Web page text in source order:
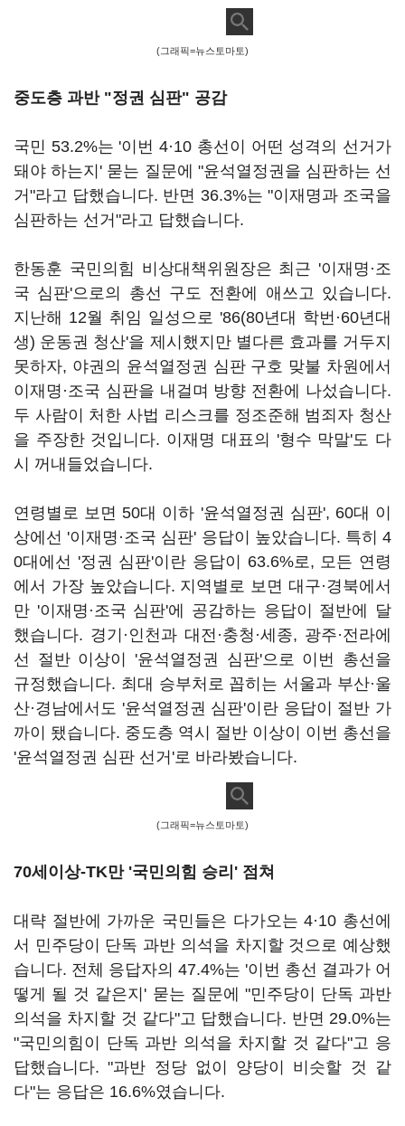
(그래픽=뉴스토마토)
중도층 과반 "정권 심판" 공감
국민 53.2%는 '이번 4·10 총선이 어떤 성격의 선거가
돼야 하는지' 묻는 질문에 "윤석열정권을 심판하는 선
거"라고 답했습니다. 반면 36.3%는 "이재명과 조국을
심판하는 선거"라고 답했습니다.
한동훈 국민의힘 비상대책위원장은 최근 '이재명·조
국 심판'으로의 총선 구도 전환에 애쓰고 있습니다.
지난해 12월 취임 일성으로 '86(80년대 학번·60년대
생) 운동권 청산'을 제시했지만 별다른 효과를 거두지
못하자, 야권의 윤석열정권 심판 구호 맞불 차원에서
이재명·조국 심판을 내걸며 방향 전환에 나섰습니다.
두 사람이 처한 사법 리스크를 정조준해 범죄자 청산
을 주장한 것입니다. 이재명 대표의 '형수 막말'도 다
시 꺼내들었습니다.
연령별로 보면 50대 이하 '윤석열정권 심판', 60대 이
상에선 '이재명·조국 심판' 응답이 높았습니다. 특히 4
0대에선 '정권 심판'이란 응답이 63.6%로, 모든 연령
에서 가장 높았습니다. 지역별로 보면 대구·경북에서
만 '이재명·조국 심판'에 공감하는 응답이 절반에 달
했습니다. 경기·인천과 대전·충청·세종, 광주·전라에
선 절반 이상이 '윤석열정권 심판'으로 이번 총선을
규정했습니다. 최대 승부처로 꼽히는 서울과 부산·울
산·경남에서도 '윤석열정권 심판'이란 응답이 절반 가
까이 됐습니다. 중도층 역시 절반 이상이 이번 총선을
'윤석열정권 심판 선거'로 바라봤습니다.
(그래픽=뉴스토마토)
70세이상-TK만 '국민의힘 승리' 점쳐
대략 절반에 가까운 국민들은 다가오는 4·10 총선에
서 민주당이 단독 과반 의석을 차지할 것으로 예상했
습니다. 전체 응답자의 47.4%는 '이번 총선 결과가 어
떻게 될 것 같은지' 묻는 질문에 "민주당이 단독 과반
의석을 차지할 것 같다"고 답했습니다. 반면 29.0%는
"국민의힘이 단독 과반 의석을 차지할 것 같다"고 응
답했습니다. "과반 정당 없이 양당이 비슷할 것 같
다"는 응답은 16.6%였습니다.